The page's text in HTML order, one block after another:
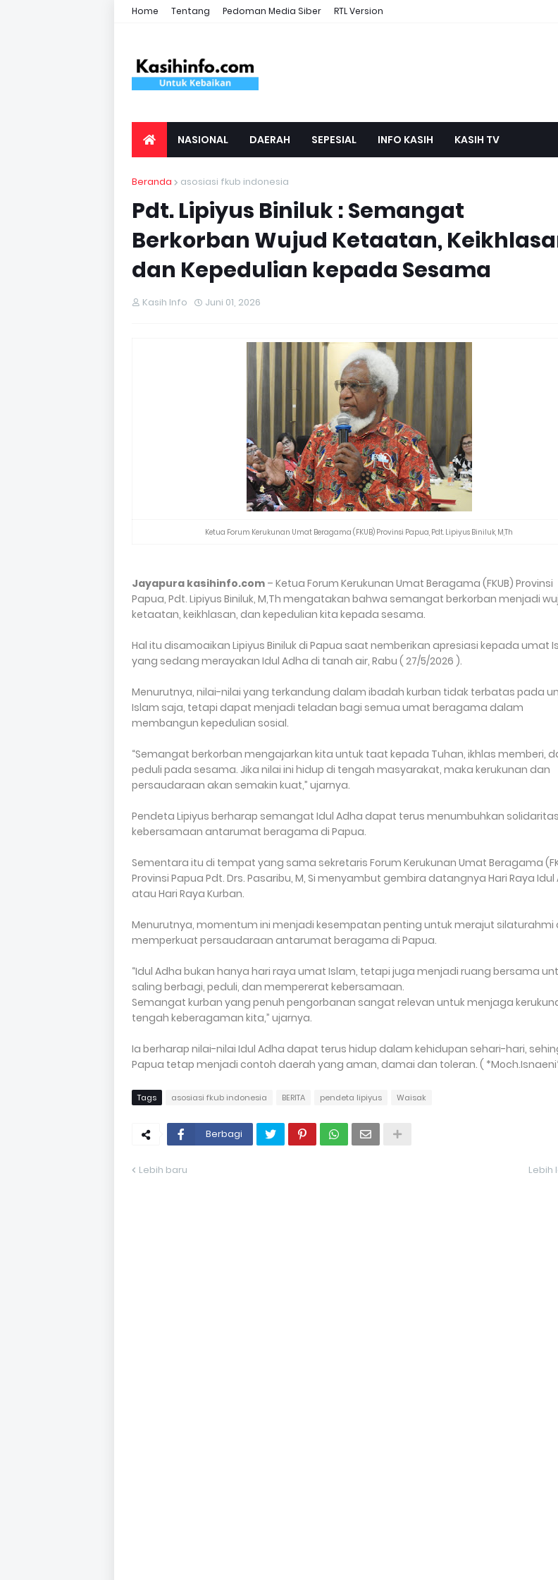
Home Tentang Pedoman Media Siber RTL Version
NASIONAL DAERAH SEPESIAL INFO KASIH KASIH TV
Beranda asosiasi fkub indonesia
Pdt. Lipiyus Biniluk : Semangat
Berkorban Wujud Ketaatan,
dan Kepedulian kepada Sesama
Kasih Info Juni 01, 2026
Ketua Forum Kerukunan Umat Beragama (FKUB) Provinsi Papua, Pdt. Lipiyus Biniluk, M,Th
Jayapura kasihinfo.com – Ketua Forum Kerukunan Umat Beragama (FKUB) Provinsi
Papua, Pdt. Lipiyus Biniluk, M,Th mengatakan bahwa semangat berkorban menjadi
ketaatan, keikhlasan, dan kepedulian kita kepada sesama.
Hal itu disamoaikan Lipiyus Biniluk di Papua saat nemberikan apresiasi kepada umat
yang sedang merayakan Idul Adha di tanah air, Rabu ( 27/5/2026 ).
Menurutnya, nilai-nilai yang terkandung dalam ibadah kurban tidak terbatas pada
Islam saja, tetapi dapat menjadi teladan bagi semua umat beragama dalam
membangun kepedulian sosial.
“Semangat berkorban mengajarkan kita untuk taat kepada Tuhan, ikhlas memberi,
peduli pada sesama. Jika nilai ini hidup di tengah masyarakat, maka kerukunan dan
persaudaraan akan semakin kuat,” ujarnya.
Pendeta Lipiyus berharap semangat Idul Adha dapat terus menumbuhkan
kebersamaan antarumat beragama di Papua.
Sementara itu di tempat yang sama sekretaris Forum Kerukunan Umat Beragama
Provinsi Papua Pdt. Drs. Pasaribu, M, Si menyambut gembira datangnya Hari Raya Idul
atau Hari Raya Kurban.
Menurutnya, momentum ini menjadi kesempatan penting untuk merajut silaturahmi
memperkuat persaudaraan antarumat beragama di Papua.
“Idul Adha bukan hanya hari raya umat Islam, tetapi juga menjadi ruang bersama
saling berbagi, peduli, dan mempererat kebersamaan.
Semangat kurban yang penuh pengorbanan sangat relevan untuk menjaga
tengah keberagaman kita,” ujarnya.
Ia berharap nilai-nilai Idul Adha dapat terus hidup dalam kehidupan sehari-hari,
Papua tetap menjadi contoh daerah yang aman, damai dan toleran. (
Tags asosiasi fkub indonesia BERITA pendeta lipiyus Waisak
Berbagi
Lebih baru Lebih